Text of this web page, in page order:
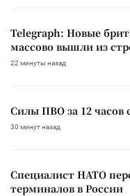
Telegraph: Новые
массово вышли из
22 минуты назад
Силы ПВО за 12 часов
30 минут назад
Специалист НАТО
терминалов в России